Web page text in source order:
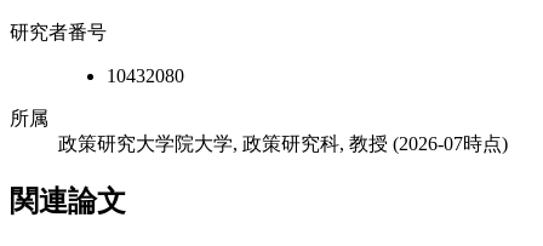
研究者番号
10432080
所属
政策研究大学院大学, 政策研究科, 教授 (2026-07時点)
関連論文